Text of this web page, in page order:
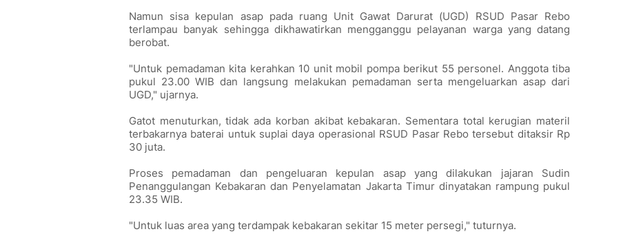
Namun sisa kepulan asap pada ruang Unit Gawat Darurat (UGD) RSUD Pasar Rebo
terlampau banyak sehingga dikhawatirkan mengganggu pelayanan warga yang datang
berobat.
"Untuk pemadaman kita kerahkan 10 unit mobil pompa berikut 55 personel. Anggota tiba
pukul 23.00 WIB dan langsung melakukan pemadaman serta mengeluarkan asap dari
UGD," ujarnya.
Gatot menuturkan, tidak ada korban akibat kebakaran. Sementara total kerugian materil
terbakarnya baterai untuk suplai daya operasional RSUD Pasar Rebo tersebut ditaksir Rp
30 juta.
Proses pemadaman dan pengeluaran kepulan asap yang dilakukan jajaran Sudin
Penanggulangan Kebakaran dan Penyelamatan Jakarta Timur dinyatakan rampung pukul
23.35 WIB.
"Untuk luas area yang terdampak kebakaran sekitar 15 meter persegi," tuturnya.